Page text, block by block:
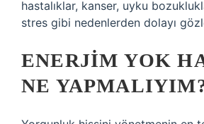
hastalıklar, kanser, uyku
stres gibi nedenlerden dolayı
ENERJIM YOK
NE